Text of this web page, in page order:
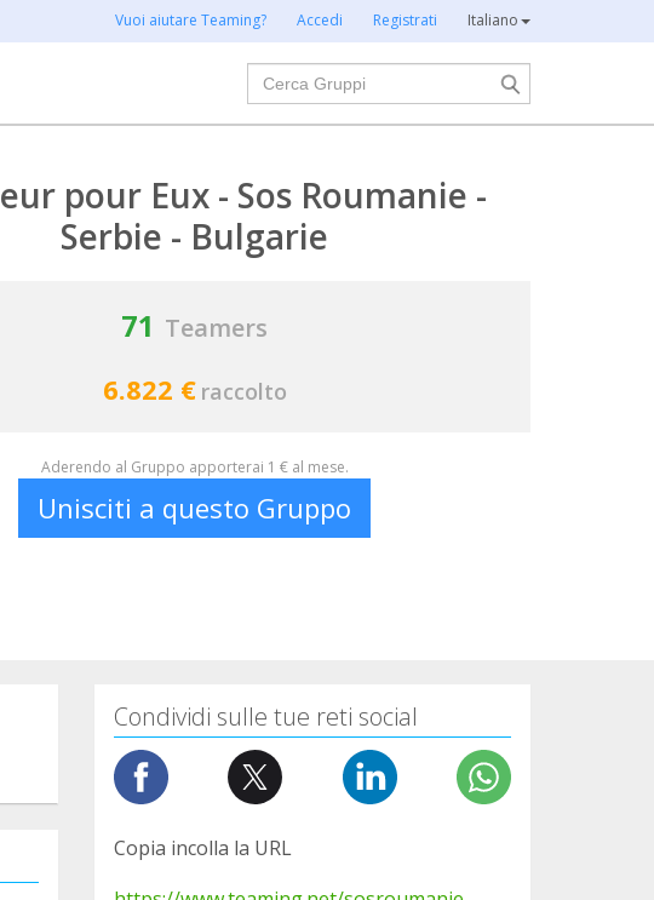
Vuoi aiutare Teaming? Accedi Registrati Italiano
Cerca
pour Eux - Sos Roumanie -
Serbie - Bulgarie
71 Teamers
6.822 € raccolto
Aderendo al Gruppo apporterai 1 € al mese.
Unisciti a questo Gruppo
Condividi sulle tue reti social
Copia incolla la URL